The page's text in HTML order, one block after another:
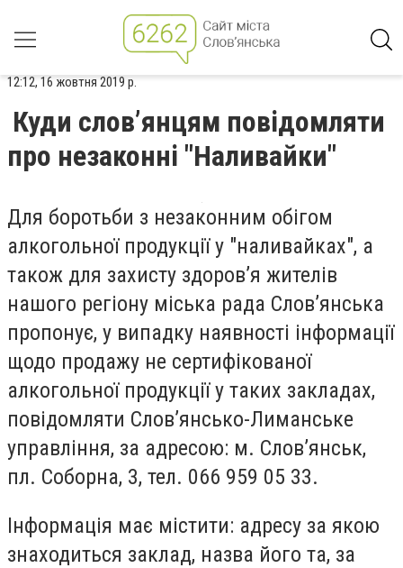
12:12, 16 жовтня 2019 р.
Куди слов’янцям повідомляти
про незаконні "Наливайки"
Для боротьби з незаконним обігом
алкогольної продукції у "наливайках", а
також для захисту здоров’я жителів
нашого регіону міська рада Слов’янська
пропонує, у випадку наявності інформації
щодо продажу не сертифікованої
алкогольної продукції у таких закладах,
повідомляти Слов’янсько-Лиманське
управління, за адресою: м. Слов’янськ,
пл. Соборна, 3, тел. 066 959 05 33.
Інформація має містити: адресу за якою
знаходиться заклад, назва його та, за